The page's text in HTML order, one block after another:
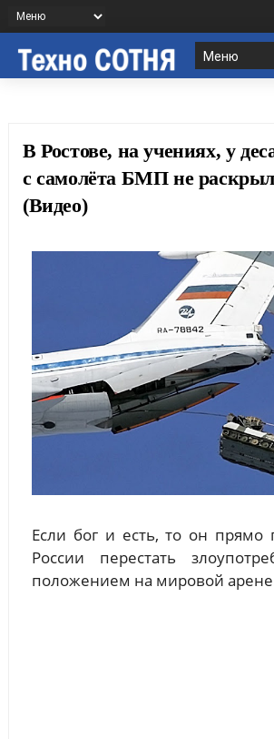
В Ростове, на учениях, у
с самолёта БМП не
(Видео)
Если бог и есть, то он прямо
России перестать
положением на мировой